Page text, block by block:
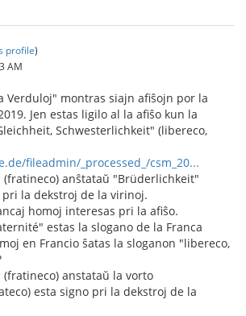
profile)
AM
Verduloj" montras siajn afiŝojn por la
Jen estas ligilo al la afiŝo kun la
Schwesterlichkeit" (libereco,
fileadmin/_processed_/csm_20...
(fratineco) anŝtataŭ "Brüderlichkeit"
pri la dekstroj de la virinoj.
homoj interesas pri la afiŝo.
estas la slogano de la Franca
en Francio ŝatas la sloganon "libereco,
anstataŭ la vorto
esta signo pri la dekstroj de la